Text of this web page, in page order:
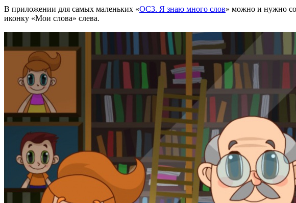
В приложении для самых маленьких «ОС3. Я знаю много слов» можно и нужно
иконку «Мои слова» слева.